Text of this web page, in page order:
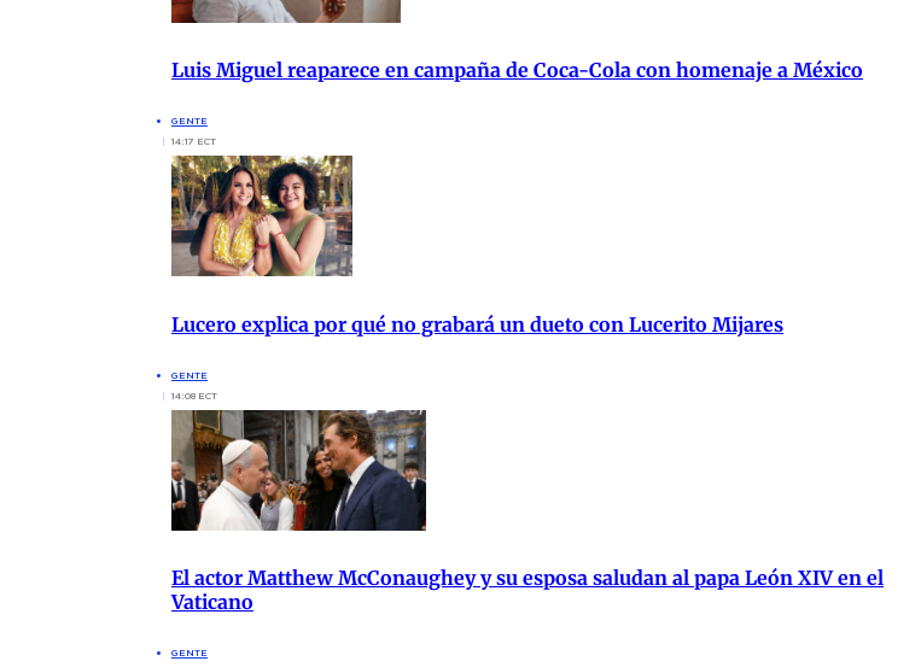
Luis Miguel reaparece en campaña de Coca-Cola con homenaje a México
GENTE
14:17 ECT
Lucero explica por qué no grabará un dueto con Lucerito Mijares
GENTE
14:08 ECT
El actor Matthew McConaughey y su esposa saludan al papa León XIV en el
Vaticano
GENTE